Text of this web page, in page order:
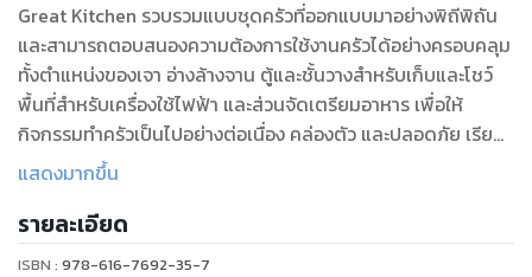
Great Kitchen รวบรวมแบบชุดครัวที่ออกแบบมาอย่างพิถีพิถัน
และสามารถตอบสนองความต้องการใช้งานครัวได้อย่างครอบคลุม
ทั้งตำแหน่งของเจา อ่างล้างจาน ตู้และชั้นวางสำหรับเก็บและโชว์
พื้นที่สำหรับเครื่องใช้ไฟฟ้า และส่วนจัดเตรียมอาหาร เพื่อให้
กิจกรรมทำครัวเป็นไปอย่างต่อเนื่อง คล่องตัว และปลอดภัย เรียก
ได้ว่าทำอาหารแบบไหนก็สามารถเพลิดเพลินอยู่ในครัวได้ตลอดทั้ง
แสดงมากขึ้น
รายละเอียด
ISBN : 978-616-7692-35-7